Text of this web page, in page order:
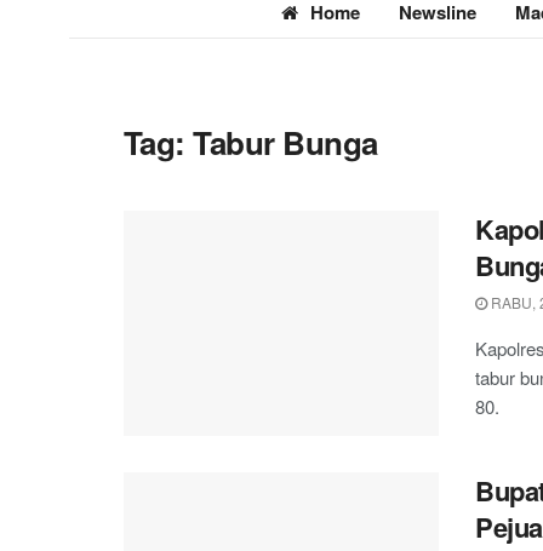
Home Newsline
Tag:Tabur Bunga
RABU,
tabur
80.